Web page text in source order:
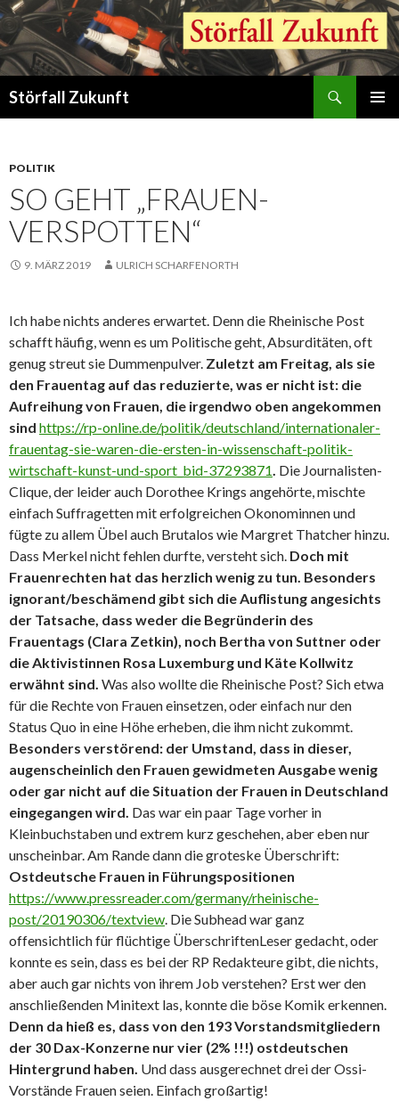
Störfall Zukunft
POLITIK
SO GEHT „FRAUEN-
VERSPOTTEN“
9. MÄRZ 2019 ULRICH SCHARFENORTH
Ich habe nichts anderes erwartet. Denn die Rheinische Post
schafft häufig, wenn es um Politische geht, Absurditäten, oft
genug streut sie Dummenpulver. Zuletzt am Freitag, als sie
den Frauentag auf das reduzierte, was er nicht ist: die
Aufreihung von Frauen, die irgendwo oben angekommen
sind https://rp-online.de/politik/deutschland/internationaler-
frauentag-sie-waren-die-ersten-in-wissenschaft-politik-
wirtschaft-kunst-und-sport_bid-37293871. Die Journalisten-
Clique, der leider auch Dorothee Krings angehörte, mischte
einfach Suffragetten mit erfolgreichen Okonominnen und
fügte zu allem Übel auch Brutalos wie Margret Thatcher hinzu.
Dass Merkel nicht fehlen durfte, versteht sich. Doch mit
Frauenrechten hat das herzlich wenig zu tun. Besonders
ignorant/beschämend gibt sich die Auflistung angesichts
der Tatsache, dass weder die Begründerin des
Frauentags (Clara Zetkin), noch Bertha von Suttner oder
die Aktivistinnen Rosa Luxemburg und Käte Kollwitz
erwähnt sind. Was also wollte die Rheinische Post? Sich etwa
für die Rechte von Frauen einsetzen, oder einfach nur den
Status Quo in eine Höhe erheben, die ihm nicht zukommt.
Besonders verstörend: der Umstand, dass in dieser,
augenscheinlich den Frauen gewidmeten Ausgabe wenig
oder gar nicht auf die Situation der Frauen in Deutschland
eingegangen wird. Das war ein paar Tage vorher in
Kleinbuchstaben und extrem kurz geschehen, aber eben nur
unscheinbar. Am Rande dann die groteske Überschrift:
Ostdeutsche Frauen in Führungspositionen
https://www.pressreader.com/germany/rheinische-
post/20190306/textview. Die Subhead war ganz
offensichtlich für flüchtige ÜberschriftenLeser gedacht, oder
konnte es sein, dass es bei der RP Redakteure gibt, die nichts,
aber auch gar nichts von ihrem Job verstehen? Erst wer den
anschließenden Minitext las, konnte die böse Komik erkennen.
Denn da hieß es, dass von den 193 Vorstandsmitgliedern
der 30 Dax-Konzerne nur vier (2% !!!) ostdeutschen
Hintergrund haben. Und dass ausgerechnet drei der Ossi-
Vorstände Frauen seien. Einfach großartig!